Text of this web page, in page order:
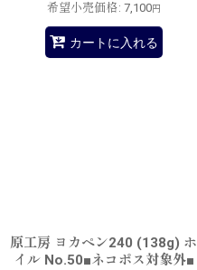
希望小売価格: 7,100円
カートに入れる
原工房 ヨカペン240 (138g) ホ
イル No.50■ネコポス対象外■